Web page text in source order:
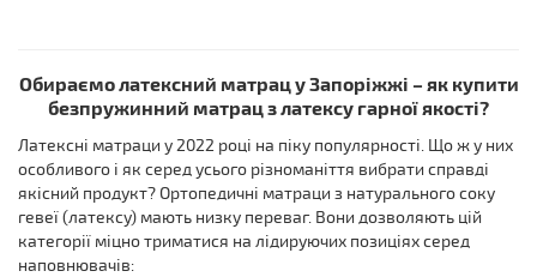
Обираємо латексний матрац у Запоріжжі – як купити
безпружинний матрац з латексу гарної якості?
Латексні матраци у 2022 році на піку популярності. Що ж у них
особливого і як серед усього різноманіття вибрати справді
якісний продукт? Ортопедичні матраци з натурального соку
гевеї (латексу) мають низку переваг. Вони дозволяють цій
категорії міцно триматися на лідируючих позиціях серед
наповнювачів: